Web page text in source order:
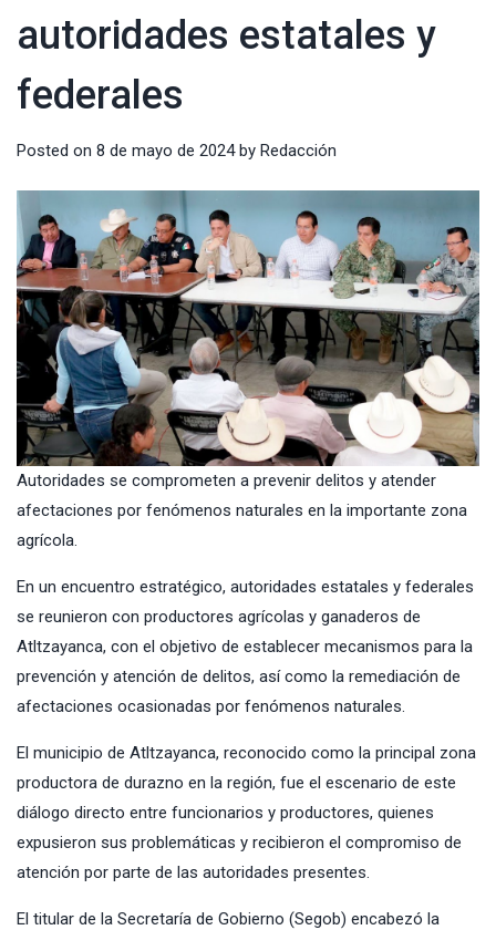
autoridades estatales y
federales
Posted on 8 de mayo de 2024by Redacción
Autoridades se comprometen a prevenir delitos y atender
afectaciones por fenómenos naturales en la importante zona
agrícola.
En un encuentro estratégico, autoridades estatales y federales
se reunieron con productores agrícolas y ganaderos de
Atltzayanca, con el objetivo de establecer mecanismos para la
prevención y atención de delitos, así como la remediación de
afectaciones ocasionadas por fenómenos naturales.
El municipio de Atltzayanca, reconocido como la principal zona
productora de durazno en la región, fue el escenario de este
diálogo directo entre funcionarios y productores, quienes
expusieron sus problemáticas y recibieron el compromiso de
atención por parte de las autoridades presentes.
El titular de la Secretaría de Gobierno (Segob) encabezó la